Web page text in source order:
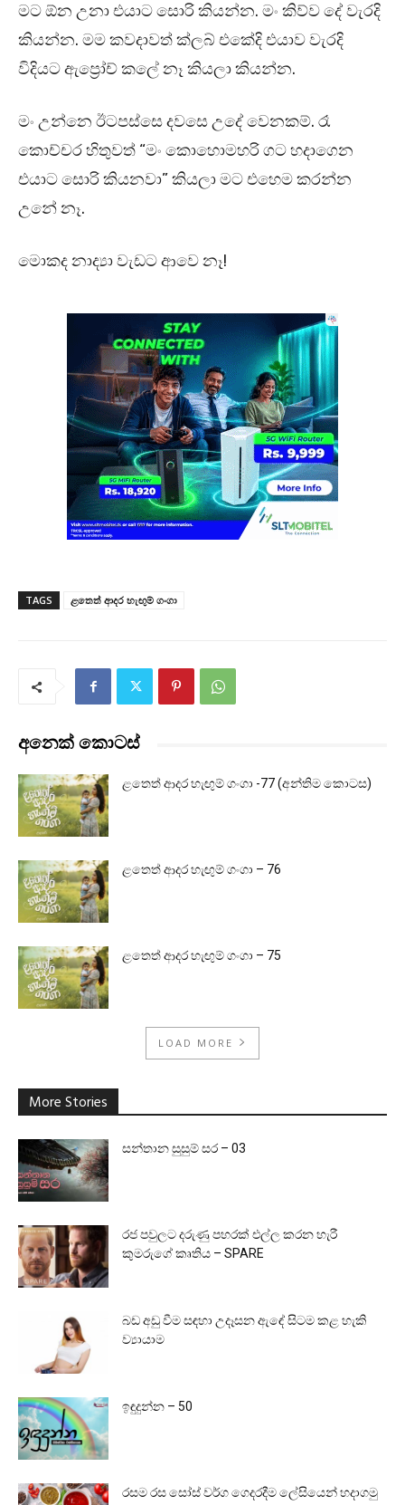
මට ඕන උනා එයාට සොරි කියන්න. මං කිව්ව දේ වැරදි
කියන්න. මම කවදාවත් ක්ලබ් එකේදි එයාව වැරදි
විදියට ඇප්‍රෝච් කලේ නෑ කියලා කියන්න.
මං උන්නෙ ඊටපස්සෙ දවසෙ උදේ වෙනකම්. රෑ
කොච්චර හිතුවත් “මං කොහොමහරි ගට හදාගෙන
එයාට සොරි කියනවා” කියලා මට එහෙම කරන්න
උනේ නෑ.
මොකද නාද්‍යා වැඩට ආවෙ නෑ!
TAGS ළතෙත් ආදර හැඟුම් ගංගා
අනෙක් කොටස්
ළතෙත් ආදර හැඟුම් ගංගා -77 (අන්තිම කොටස)
ළතෙත් ආදර හැඟුම් ගංගා – 76
ළතෙත් ආදර හැඟුම් ගංගා – 75
LOAD MORE
More Stories
සන්තාන සුසුම් සර – 03
රජ පවුලට දරුණු පහරක් එල්ල කරන හැරී
කුමරුගේ කෘතිය – SPARE
බඩ අඩු වීම සඳහා උදෑසන ඇඳේ සිටම කළ හැකි
ව්‍යායාම
ඉඳුදුන්න – 50
රසම රස සෝස් වර්ග ගෙදරදීම ලේසියෙන් හදාගමු